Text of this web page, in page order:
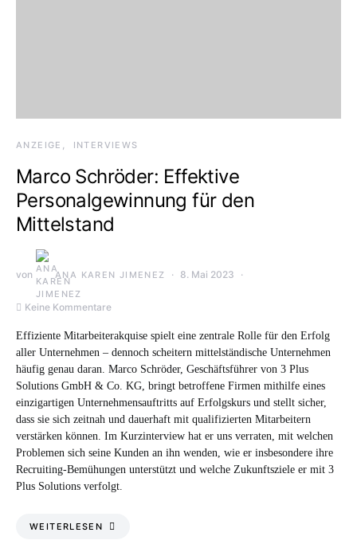
ANZEIGE INTERVIEWS
Marco Schröder: Effektive
Personalgewinnung für den
Mittelstand
von ANA KAREN JIMENEZ 8. Mai 2023
Keine Kommentare
Effiziente Mitarbeiterakquise spielt eine zentrale Rolle für den Erfolg
aller Unternehmen – dennoch scheitern mittelständische Unternehmen
häufig genau daran. Marco Schröder, Geschäftsführer von 3 Plus
Solutions GmbH & Co. KG, bringt betroffene Firmen mithilfe eines
einzigartigen Unternehmensauftritts auf Erfolgskurs und stellt sicher,
dass sie sich zeitnah und dauerhaft mit qualifizierten Mitarbeitern
verstärken können. Im Kurzinterview hat er uns verraten, mit welchen
Problemen sich seine Kunden an ihn wenden, wie er insbesondere ihre
Recruiting-Bemühungen unterstützt und welche Zukunftsziele er mit 3
Plus Solutions verfolgt.
WEITERLESEN